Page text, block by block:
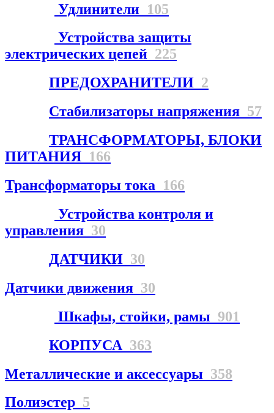
Удлинители 105
Устройства защиты
электрических цепей 225
ПРЕДОХРАНИТЕЛИ 2
Стабилизаторы напряжения 57
ТРАНСФОРМАТОРЫ, БЛОКИ
ПИТАНИЯ 166
Трансформаторы тока 166
Устройства контроля и
управления 30
ДАТЧИКИ 30
Датчики движения 30
Шкафы, стойки, рамы 901
КОРПУСА 363
Металлические и аксессуары 358
Полиэстер 5